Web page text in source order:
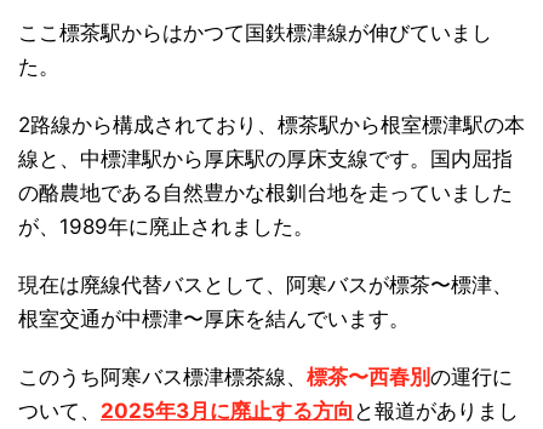
ここ標茶駅からはかつて国鉄標津線が伸びていまし
た。
2路線から構成されており、標茶駅から根室標津駅の本
線と、中標津駅から厚床駅の厚床支線です。国内屈指
の酪農地である自然豊かな根釧台地を走っていました
が、1989年に廃止されました。
現在は廃線代替バスとして、阿寒バスが標茶〜標津、
根室交通が中標津〜厚床を結んでいます。
このうち阿寒バス標津標茶線、 標茶〜西春別の運行に
ついて、 2025年3月に廃止する方向 と報道がありまし